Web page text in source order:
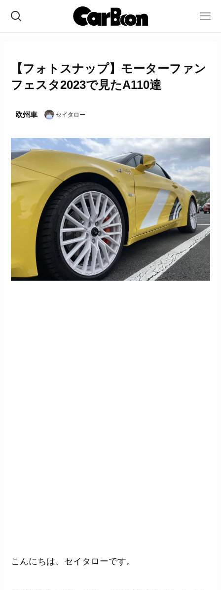
【フォトスナップ】モーターファン
フェスタ2023で見たA110達
欧州車 セイタロー
こんにちは、セイタローです。